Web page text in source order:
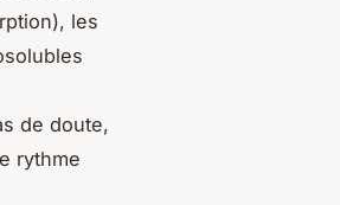
les
de doute,
rythme